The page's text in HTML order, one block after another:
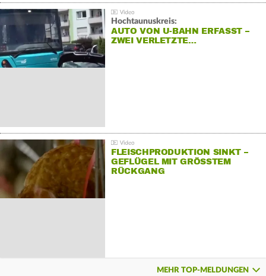
Hochtaunuskreis:
AUTO VON U-BAHN ERFASST –
ZWEI VERLETZTE…
FLEISCHPRODUKTION SINKT –
GEFLÜGEL MIT GRÖSSTEM R
ÜCKGANG
MEHR TOP-MELDUNGEN